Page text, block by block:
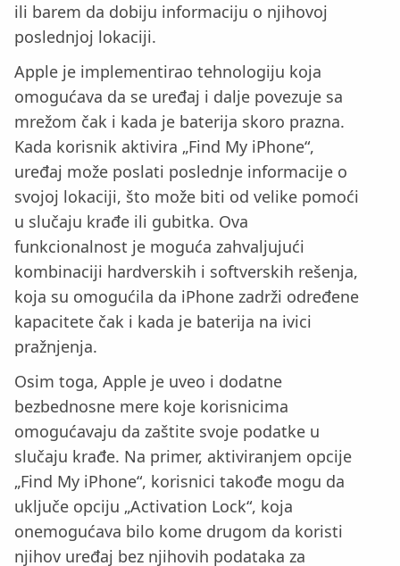
ili barem da dobiju informaciju o njihovoj
poslednjoj lokaciji.
Apple je implementirao tehnologiju koja
omogućava da se uređaj i dalje povezuje sa
mrežom čak i kada je baterija skoro prazna.
Kada korisnik aktivira „Find My iPhone“,
uređaj može poslati poslednje informacije o
svojoj lokaciji, što može biti od velike pomoći
u slučaju krađe ili gubitka. Ova
funkcionalnost je moguća zahvaljujući
kombinaciji hardverskih i softverskih rešenja,
koja su omogućila da iPhone zadrži određene
kapacitete čak i kada je baterija na ivici
pražnjenja.
Osim toga, Apple je uveo i dodatne
bezbednosne mere koje korisnicima
omogućavaju da zaštite svoje podatke u
slučaju krađe. Na primer, aktiviranjem opcije
„Find My iPhone“, korisnici takođe mogu da
uključe opciju „Activation Lock“, koja
onemogućava bilo kome drugom da koristi
njihov uređaj bez njihovih podataka za